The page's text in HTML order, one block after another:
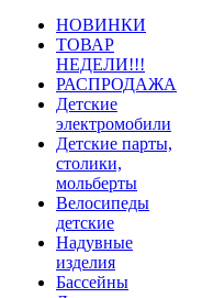
НОВИНКИ
ТОВАР
НЕДЕЛИ!!!
РАСПРОДАЖА
Детские
электромобили
Детские парты,
столики,
мольберты
Велосипеды
детские
Надувные
изделия
Бассейны